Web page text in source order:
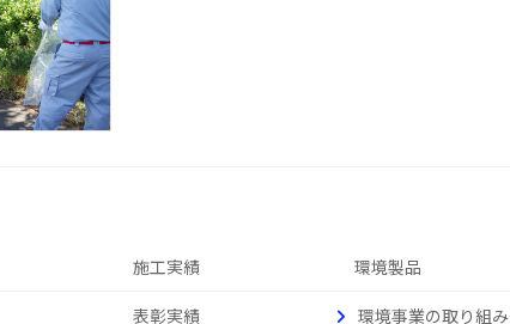
施工実績
表彰実績
環境製品
環境事業の取り組み